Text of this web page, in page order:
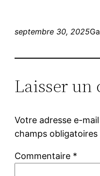
septembre 30, 2025
Laisser un
Votre adresse e-
champs
Commentaire *